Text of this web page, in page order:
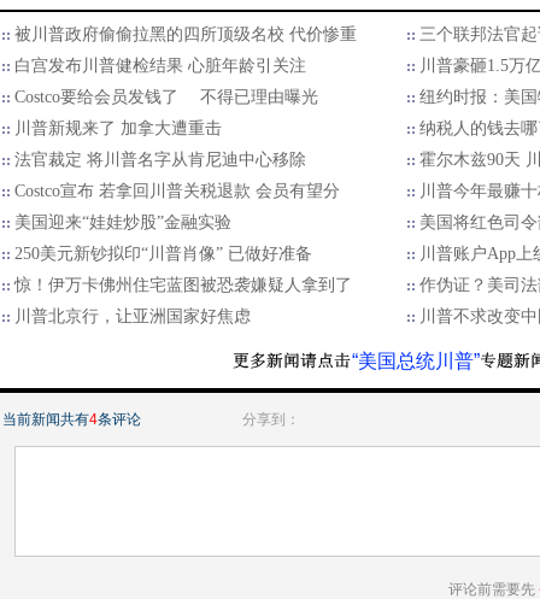
被川普政府偷偷拉黑的四所顶级名校 代价惨重
三个联邦法官
白宫发布川普健检结果 心脏年龄引关注
川普豪砸1.5万
Costco要给会员发钱了 不得已理由曝光
纽约时报：美
川普新规来了 加拿大遭重击
纳税人的钱去
法官裁定 将川普名字从肯尼迪中心移除
霍尔木兹90天
Costco宣布 若拿回川普关税退款 会员有望分
川普今年最赚
美国迎来“娃娃炒股”金融实验
美国将红色司
250美元新钞拟印“川普肖像” 已做好准备
川普账户App
惊！伊万卡佛州住宅蓝图被恐袭嫌疑人拿到了
作伪证？美司
川普北京行，让亚洲国家好焦虑
川普不求改变
“美国总统川普”
当前新闻共有4条评论 分享到：
评论前需要先